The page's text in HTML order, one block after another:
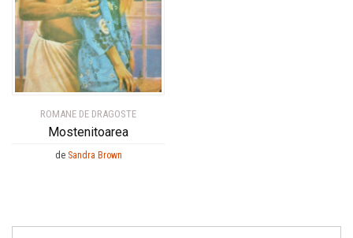
ROMANE DE DRAGOSTE
Mostenitoarea
de Sandra Brown